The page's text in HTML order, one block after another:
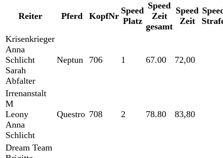
Reiter Pferd KopfNr
Speed
Platz
Speed
Zeit
gesamt
Speed
Zeit
Krisenkrieger
Anna
Schlicht
Sarah
Abfalter
Neptun 706 1 67.00 72,00
Irrenanstalt
M
Leony
Anna
Schlicht
Questro 708 2 78.80 83,80
Dream Team